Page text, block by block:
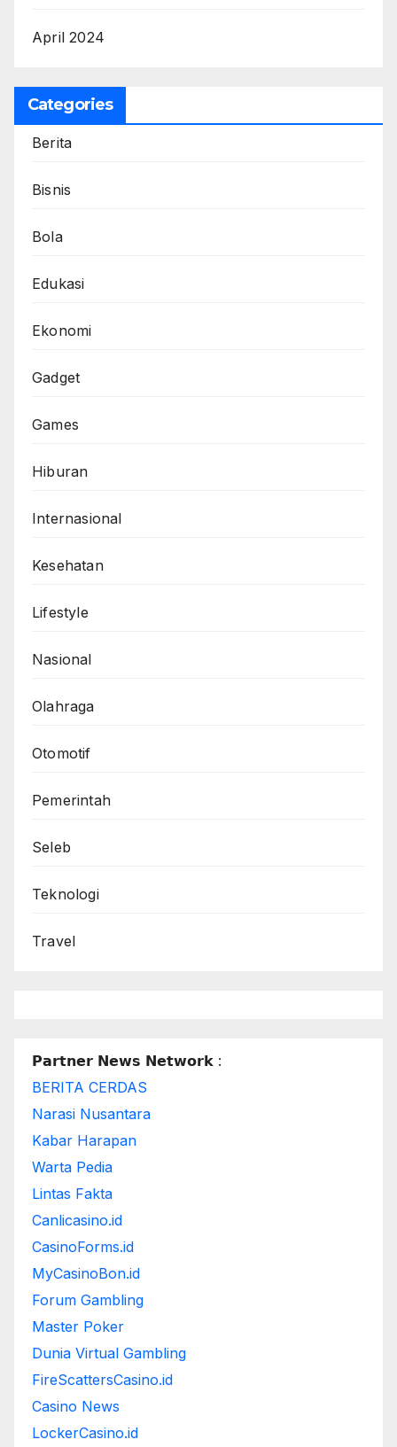
April 2024
Categories
Berita
Bisnis
Bola
Edukasi
Ekonomi
Gadget
Games
Hiburan
Internasional
Kesehatan
Lifestyle
Nasional
Olahraga
Otomotif
Pemerintah
Seleb
Teknologi
Travel
𝗣𝗮𝗿𝘁𝗻𝗲𝗿 𝗡𝗲𝘄𝘀 𝗡𝗲𝘁𝘄𝗼𝗿𝗸 :
BERITA CERDAS
Narasi Nusantara
Kabar Harapan
Warta Pedia
Lintas Fakta
Canlicasino.id
CasinoForms.id
MyCasinoBon.id
Forum Gambling
Master Poker
Dunia Virtual Gambling
FireScattersCasino.id
Casino News
LockerCasino.id